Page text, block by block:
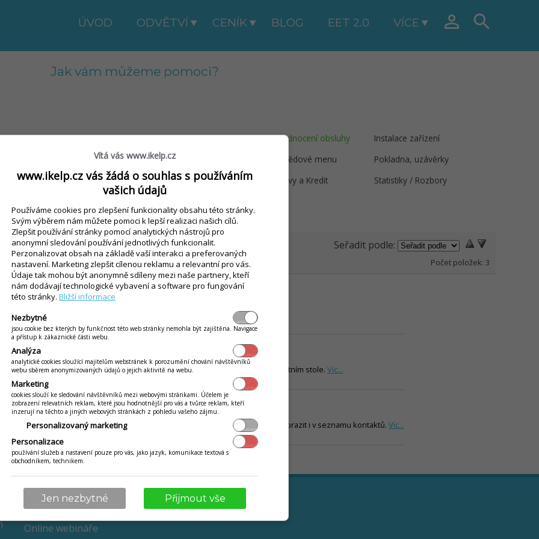
ÚVOD ODVĚTVÍ CENÍK BLOG EET 2.0 VÍCE  
Jak vám můžeme pomoci?
SBL Export / Import Finanční doklady Hodnocení obsluhy
Instalace zařízení
Kontakty / Uživatelé Obědové menu
Pokladna, uzávěrky
Rozvoz Sklad Slevy a Kredit
Statistiky / Rozbory
Seřadit podle:
Počet položek: 3
obsluhy zákazníkem.
mít aktivní, pokud se má využívat možnost hodnocení obsluhy na Inteligentním stole. Víc...
zobrazených u hodnocení uživatele na nástěnce. Hodnocení je možné si zobrazit i v seznamu kontaktů. Víc...
BLOG
EET 2.0
VÍCE
Online webináře
Vítá vás www.ikelp.cz
www.ikelp.cz vás žádá o souhlas s používáním
vašich údajů
Používáme cookies pro zlepšení funkcionality obsahu této stránky.
Svým výběrem nám můžete pomoci k lepší realizaci našich cílů.
Zlepšit používání stránky pomocí analytických nástrojů pro
anonymní sledování používání jednotlivých funkcionalit.
Perzonalizovat obsah na základě vaší interakci a preferovaných
nastavení. Marketing zlepšit cílenou reklamu a relevantní pro vás.
Údaje tak mohou být anonymně sdíleny mezi naše partnery, kteří
nám dodávají technologické vybavení a software pro fungování
této stránky. Bližší informace
Nezbytné
jsou cookie bez kterých by funkčnost této web stránky nemohla být zajištěna. Navigace
a přístup k zákaznické části webu.
Analýza
analytické cookies sloužící majitelům webstránek k porozumění chování návštěvníků
webu sběrem anonymizovaných údajů o jejich aktivitě na webu.
Marketing
cookies slouží ke sledování návštěvníků mezi webovými stránkami. Účelem je
zobrazení relevatních reklam, které jsou hodnotnější pro vás a tvůrce reklam, kteří
inzerují na těchto a jiných webových stránkách z pohledu vašeho zájmu.
Personalizovaný marketing
Personalizace
používání služeb a nastavení pouze pro vás, jako jazyk, komunikace textová s
obchodníkem, technikem.
Jen nezbytné Přijmout vše